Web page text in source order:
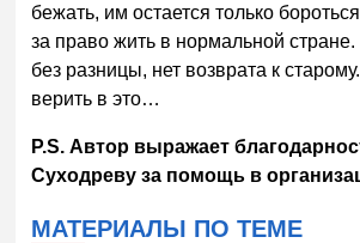
бежать, им остается только
за право жить в нормальной стране.
без разницы, нет возврата к
верить в это…
P.S. Автор выражает
Суходреву за помощь в
МАТЕРИАЛЫ ПО ТЕМЕ